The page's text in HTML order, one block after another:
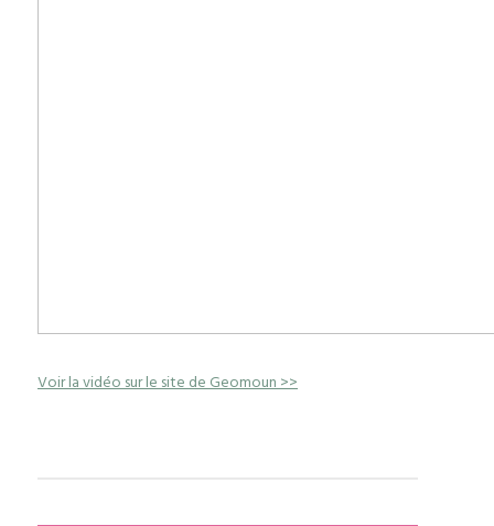
Voir la vidéo sur le site de Geomoun >>